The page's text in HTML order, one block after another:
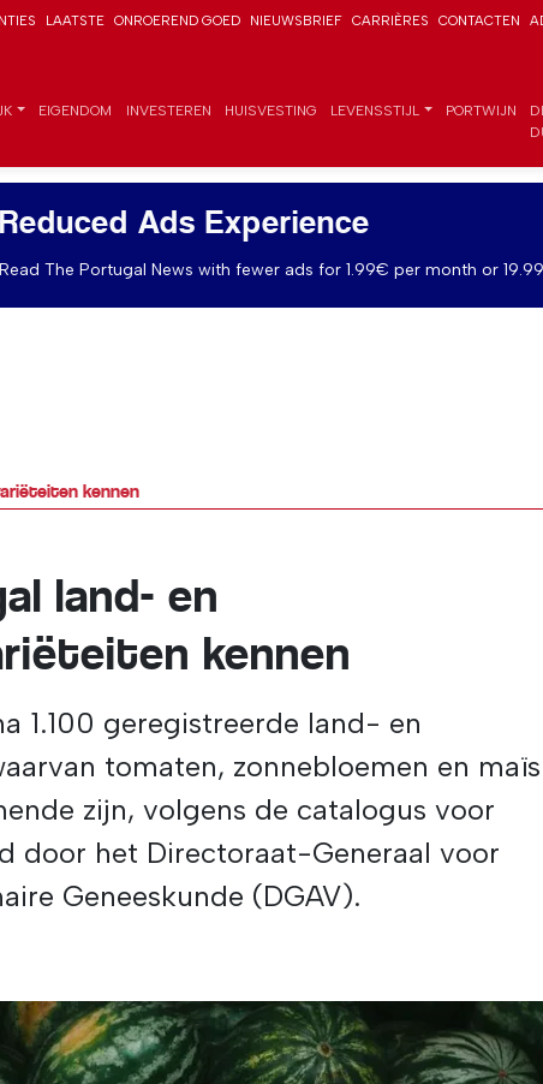
LAATSTE ONROEREND GOED NIEUWSBRIEF CARRIÈRES CONTACTEN
EIGENDOM INVESTEREN HUISVESTING LEVENSSTIJL PORTWIJN
Reduced Ads Experience
Read The Portugal News with fewer ads for 1.99€ per month or
kennen
land- en
kennen
1.100 geregistreerde land- en
tomaten, zonnebloemen en maïs
zijn, volgens de catalogus voor
door het Directoraat-Generaal voor
Geneeskunde (DGAV).